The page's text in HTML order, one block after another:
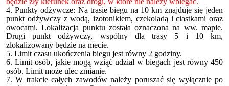
4. Punkty odżywcze: Na trasie biegu na 10 km znajduje się jeden
punkt odżywczy z wodą, izotonikiem, czekoladą i ciastkami oraz
owocami. Lokalizacja punktu została oznaczona na ww. mapie.
Drugi punkt odżywczy, wspólny dla trasy 5 i 10 km,
zlokalizowany będzie na mecie.
5. Limit czasu ukończenia biegu jest równy 2 godziny.
6. Limit osób, jakie mogą wziąć udział w biegach jest równy 450
osób. Limit może ulec zmianie.
7. W trakcie całych zawodów należy poruszać się wyłącznie po